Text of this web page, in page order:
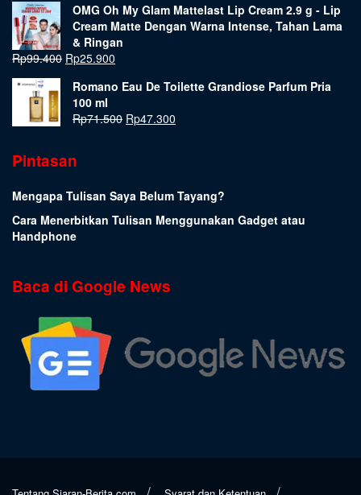
OMG Oh My Glam Mattelast Lip Cream 2.9 g - Lip
Cream Matte Dengan Warna Intense, Tahan Lama
& Ringan
Rp99.400 Rp25.900
Romano Eau De Toilette Grandiose Parfum Pria
100 ml
Rp71.500 Rp47.300
Pintasan
Mengapa Tulisan Saya Belum Tayang?
Cara Menerbitkan Tulisan Menggunakan Gadget atau
Handphone
Baca di Google News